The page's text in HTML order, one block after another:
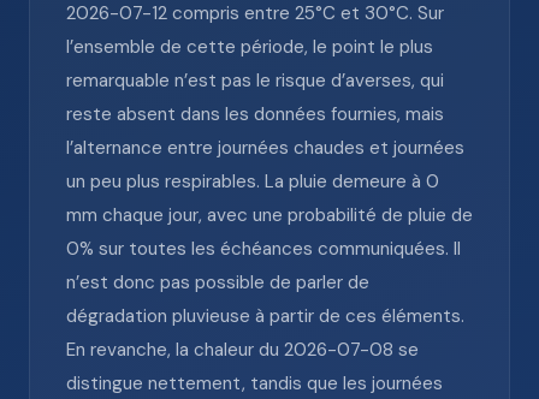
2026-07-12 compris entre 25°C et 30°C. Sur
l’ensemble de cette période, le point le plus
remarquable n’est pas le risque d’averses, qui
reste absent dans les données fournies, mais
l’alternance entre journées chaudes et journées
un peu plus respirables. La pluie demeure à 0
mm chaque jour, avec une probabilité de pluie de
0% sur toutes les échéances communiquées. Il
n’est donc pas possible de parler de
dégradation pluvieuse à partir de ces éléments.
En revanche, la chaleur du 2026-07-08 se
distingue nettement, tandis que les journées